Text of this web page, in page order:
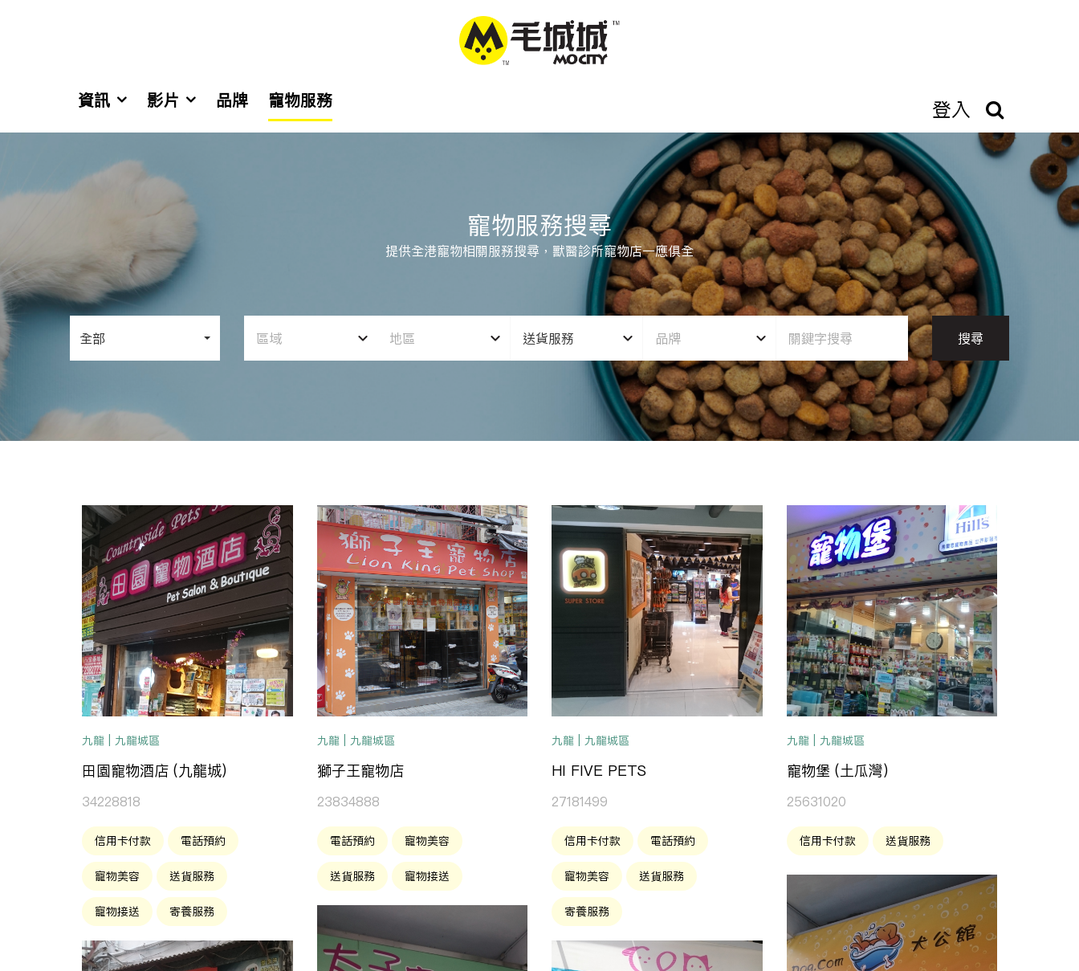
資訊 影片 品牌 寵物服務 登入
寵物服務搜尋
提供全港寵物相關服務搜尋，獸醫診所寵物店一應俱全
全部 區域 地區 送貨服務 品牌 搜尋
九龍 | 九龍城區
田園寵物酒店 (九龍城)
34228818
信用卡付款 電話預約
寵物美容 送貨服務
寵物接送 寄養服務
九龍 | 九龍城區
獅子王寵物店
23834888
電話預約 寵物美容
送貨服務 寵物接送
九龍 | 九龍城區
HI FIVE PETS
27181499
信用卡付款 電話預約
寵物美容 送貨服務
寄養服務
九龍 | 九龍城區
寵物堡 (土瓜灣)
25631020
信用卡付款 送貨服務